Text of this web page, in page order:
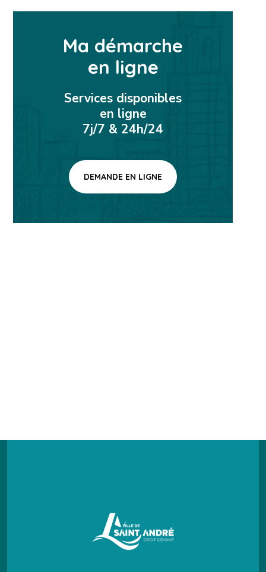
Ma démarche
en ligne
Services disponibles
en ligne
7j/7 & 24h/24
DEMANDE EN LIGNE